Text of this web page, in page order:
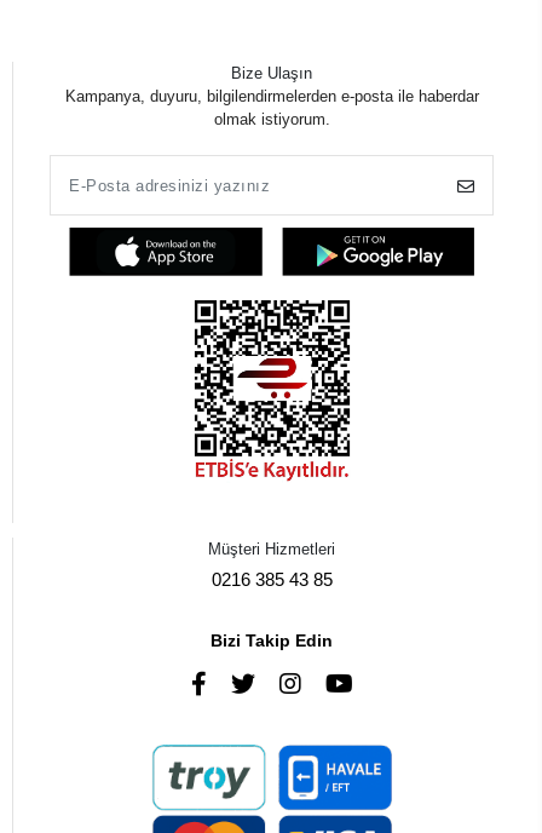
Bize Ulaşın
Kampanya, duyuru, bilgilendirmelerden e-posta ile haberdar
olmak istiyorum.
Müşteri Hizmetleri
0216 385 43 85
Bizi Takip Edin